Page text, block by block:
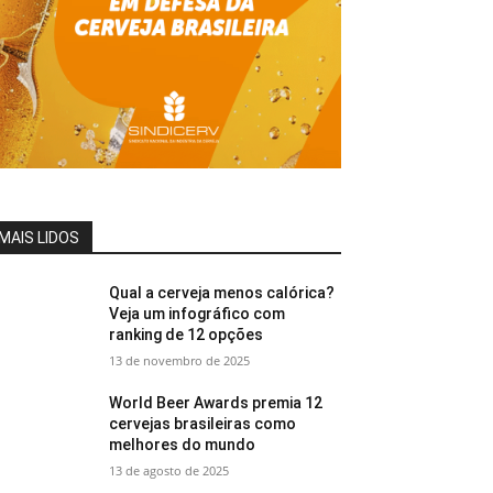
LIDOS
Qual a cerveja menos calórica?
Veja um infográfico com
ranking de 12 opções
13 de novembro de 2025
World Beer Awards premia 12
cervejas brasileiras como
melhores do mundo
13 de agosto de 2025